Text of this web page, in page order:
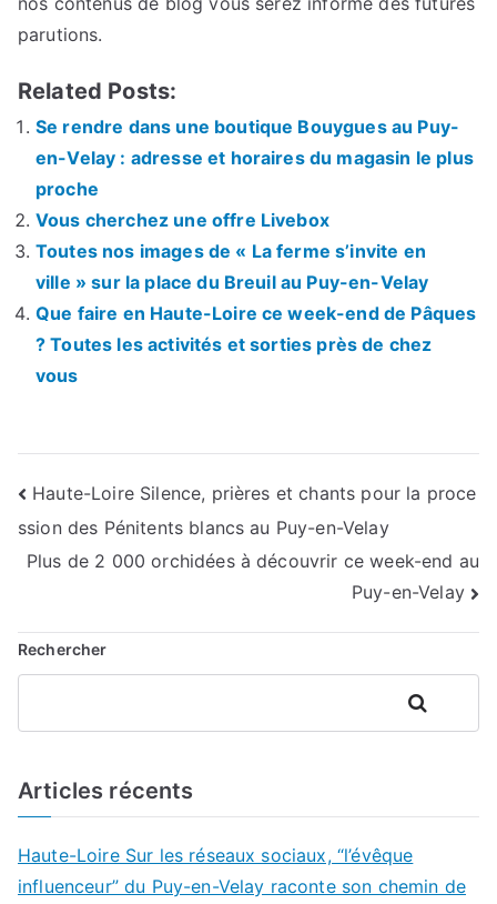
parutions.
Related Posts:
Se rendre dans une boutique Bouygues au Puy-
en-Velay : adresse et horaires du magasin le plus
proche
Vous cherchez une offre Livebox
Toutes nos images de « La ferme s’invite en
ville » sur la place du Breuil au Puy-en-Velay
Que faire en Haute-Loire ce week-end de Pâques
? Toutes les activités et sorties près de chez
vous
Navigation
de
Haute-Loire Silence, prières et chants pour la proce
ssion des Pénitents blancs au Puy-en-Velay
Plus de 2 000 orchidées à découvrir ce week-end au
Puy-en-Velay
Rechercher
Rechercher
Articles récents
Haute-Loire Sur les réseaux sociaux, “l’évêque
influenceur” du Puy-en-Velay raconte son chemin de